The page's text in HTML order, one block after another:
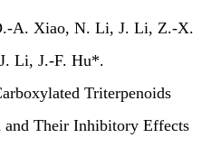
A. Xiao, N. Li, J. Li, Z.-X.
Li, J.-F. Hu*.
Triterpenoids
and Their Inhibitory Effects